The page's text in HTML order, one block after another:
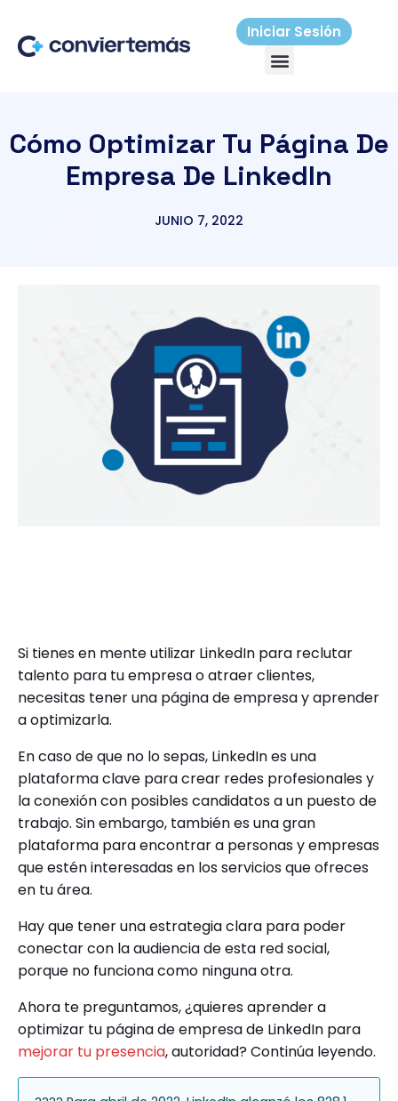
contenido
Iniciar Sesión
Menú
Cómo Optimizar Tu Página De
Empresa De LinkedIn
JUNIO 7, 2022
Si tienes en mente utilizar LinkedIn para reclutar
talento para tu empresa o atraer clientes,
necesitas tener una página de empresa y aprender
a optimizarla.
En caso de que no lo sepas, LinkedIn es una
plataforma clave para crear redes profesionales y
la conexión con posibles candidatos a un puesto de
trabajo. Sin embargo, también es una gran
plataforma para encontrar a personas y empresas
que estén interesadas en los servicios que ofreces
en tu área.
Hay que tener una estrategia clara para poder
conectar con la audiencia de esta red social,
porque no funciona como ninguna otra.
Ahora te preguntamos, ¿quieres aprender a
optimizar tu página de empresa de LinkedIn para
mejorar tu presencia, autoridad? Continúa leyendo.